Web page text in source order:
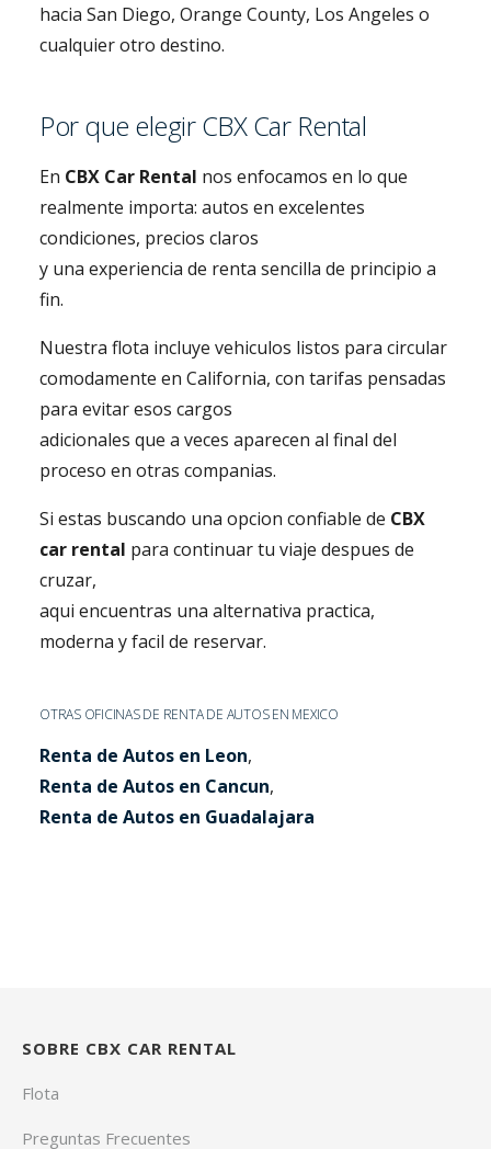
hacia San Diego, Orange County, Los Angeles o
cualquier otro destino.
Por que elegir CBX Car Rental
En CBX Car Rental nos enfocamos en lo que
realmente importa: autos en excelentes
condiciones, precios claros
y una experiencia de renta sencilla de principio a
fin.
Nuestra flota incluye vehiculos listos para circular
comodamente en California, con tarifas pensadas
para evitar esos cargos
adicionales que a veces aparecen al final del
proceso en otras companias.
Si estas buscando una opcion confiable de CBX
car rental para continuar tu viaje despues de
cruzar,
aqui encuentras una alternativa practica,
moderna y facil de reservar.
OTRAS OFICINAS DE RENTA DE AUTOS EN MEXICO
Renta de Autos en Leon,
Renta de Autos en Cancun,
Renta de Autos en Guadalajara
SOBRE CBX CAR RENTAL
Flota
Preguntas Frecuentes